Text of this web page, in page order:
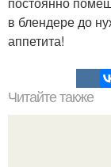
в блендере до
аппетита!
Читайте также